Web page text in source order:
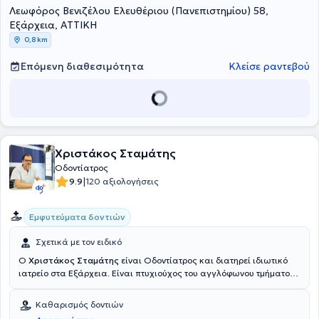
Λεωφόρος Βενιζέλου Ελευθέριου (Πανεπιστημίου) 58,
Εξάρχεια, ΑΤΤΙΚΗ
0,8 km
Επόμενη διαθεσιμότητα Κλείσε ραντεβού
Χριστάκος Σταμάτης
Οδοντίατρος
9.9|120 αξιολογήσεις
Εμφυτεύματα δοντιών
Σχετικά με τον ειδικό
Ο Χριστάκος Σταμάτης είναι Οδοντίατρος και διατηρεί ιδιωτικό
ιατρείο στα Εξάρχεια. Είναι πτυχιούχος του αγγλόφωνου τμήματος
διατελέσει Επιστημονικός συνεργάτης του τμήματος Οδοντικής
Χειρουργικής της Οδοντιατρικής Σχολής του Εθνικού και
Καθαρισμός δοντιών